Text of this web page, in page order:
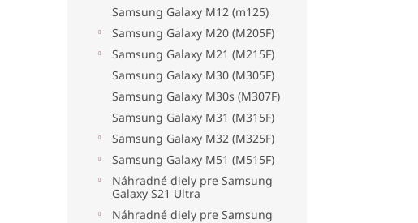
Samsung Galaxy M12 (m125)
Samsung Galaxy M20 (M205F)
Samsung Galaxy M21 (M215F)
Samsung Galaxy M30 (M305F)
Samsung Galaxy M30s (M307F)
Samsung Galaxy M31 (M315F)
Samsung Galaxy M32 (M325F)
Samsung Galaxy M51 (M515F)
Náhradné diely pre Samsung
Galaxy S21 Ultra
Náhradné diely pre Samsung